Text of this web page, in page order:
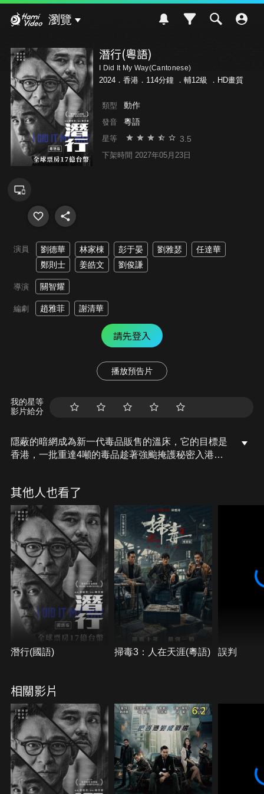
瀏覽
潛行(粵語)
I Did It My Way(Cantonese)
2024．香港．114分鐘 ． 輔12級 ．HD畫質
類型 動作
發音 粵語
星等 3.5
下架時間 2027年05月23日
演員 劉德華 林家棟 彭于晏 劉雅瑟
任達華
鄭則士
姜皓文 劉俊謙
導演 關智耀
編劇 趙雅菲 謝清華
請先登入
播放預告片
我的星等
影片給分
隱蔽的暗網成為新一代毒品販售的溫床，它的目標是
香港，一批重達4噸的毒品趁著強颱掩護秘密入港，
前線，然而「老闆」的身份仍然成謎，臥底警員陷入
危險之中，警方和犯罪集團陷入一場宿命般的對決。
其他人也看了
潛行(國語) 掃毒3：人在天涯(粵語) 誤判
相關影片
6.2